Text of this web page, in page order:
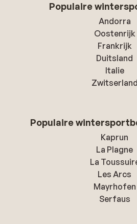
Populaire
Andorra
Oostenrijk
Frankrijk
Duitsland
Italie
Zwitserland
Populaire
Kaprun
La Plagne
La
Les Arcs
Mayrhofen
Serfaus